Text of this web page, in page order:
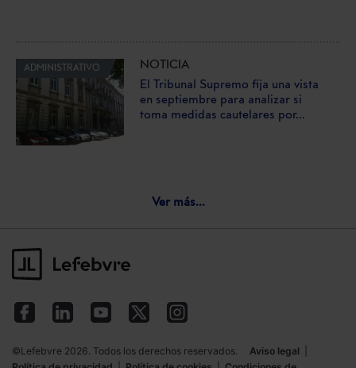
ADMINISTRATIVO
NOTICIA
El Tribunal Supremo fija una vista
en septiembre para analizar si
toma medidas cautelares por...
Ver más...
©Lefebvre 2026. Todos los derechos reservados. Aviso legal